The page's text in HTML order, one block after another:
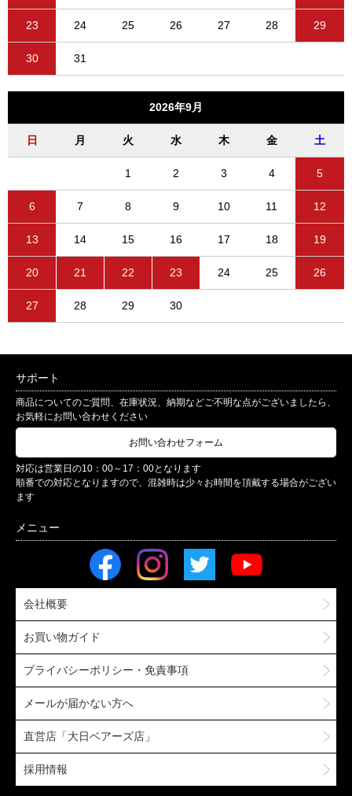
23 24 25 26 27 28 29
30 31
2026年9月
日 月 火 水 木 金 土
1 2 3 4 5
6 7 8 9 10 11 12
13 14 15 16 17 18 19
20 21 22 23 24 25 26
27 28 29 30
サポート
商品についてのご質問、在庫状況、納期などご不明な点がございましたら、
お気軽にお問い合わせください
お問い合わせフォーム
対応は営業日の10：00～17：00となります
順番での対応となりますので、混雑時は少々お時間を頂戴する場合がござい
ます
会社概要
お買い物ガイド
プライバシーポリシー・免責事項
メールが届かない方へ
直営店「大日ベアーズ店」
採用情報